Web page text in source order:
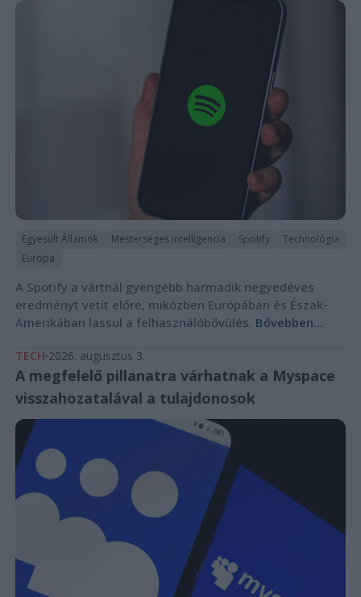
Egyesült Államok Mesterséges intelligencia Spotify
Technológia
Európa
A Spotify a vártnál gyengébb harmadik negyedéves
eredményt vetít előre, miközben Európában és Észak-
Amerikában lassul a felhasználóbővülés. Bővebben...
TECH 2026. augusztus 3.
A megfelelő pillanatra várhatnak a Myspace
visszahozatalával a tulajdonosok